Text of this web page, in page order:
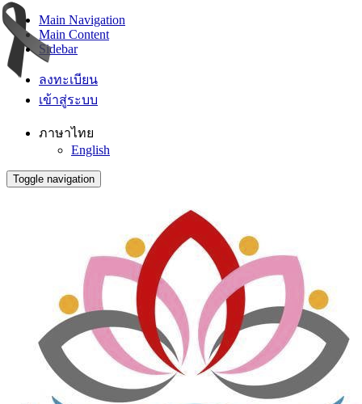
Main Navigation
Main Content
Sidebar
ลงทะเบียน
เข้าสู่ระบบ
ภาษาไทย
English
Toggle navigation